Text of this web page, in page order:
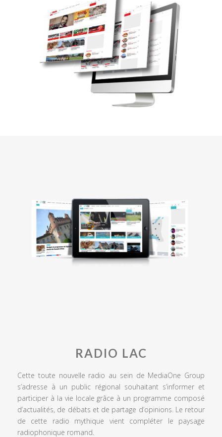
RADIO LAC
Cette toute nouvelle radio au sein de MediaOne Group
s’adresse à un public régional souhaitant s’informer et
participer à la vie locale grâce à un programme composé
d’actualités, de débats et de partage d’opinions. Le retour
de cette radio mythique vient compléter le paysage
radiophonique romand.